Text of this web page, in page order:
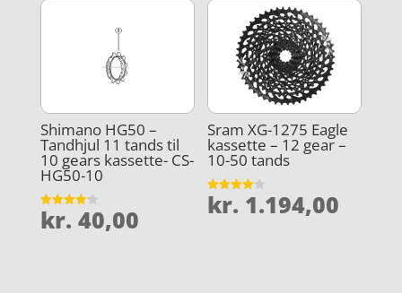
Shimano HG50 –
Tandhjul 11 tands til
10 gears kassette- CS-
HG50-10
Vurderet
4.2
kr. 40,00
Sram XG-1275 Eagle
kassette – 12 gear –
10-50 tands
Vurderet
4.1
kr. 1.194,00